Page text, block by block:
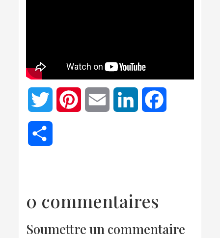
Twitter Pinterest Email LinkedIn
0 commentaires
Soumettre un commentaire